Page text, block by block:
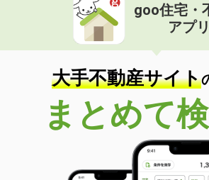
価 格
住 所
岡山県岡山市北区
専有面積 57.4m²
間取り
2DK
岡山県岡山市南区浦安本町
価 格
3.90万円
岡山県岡山市南区
40.07m²
間取り
2DK
goo住宅・
アプリ
大手不動産サイト
まとめて